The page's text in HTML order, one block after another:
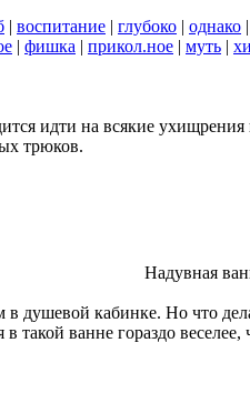
| воспитание | глубоко | однако |
| фишка | прикол.ное | муть |
идти на всякие
трюков.
Надувная
душевой кабинке. Но что
ванне гораздо